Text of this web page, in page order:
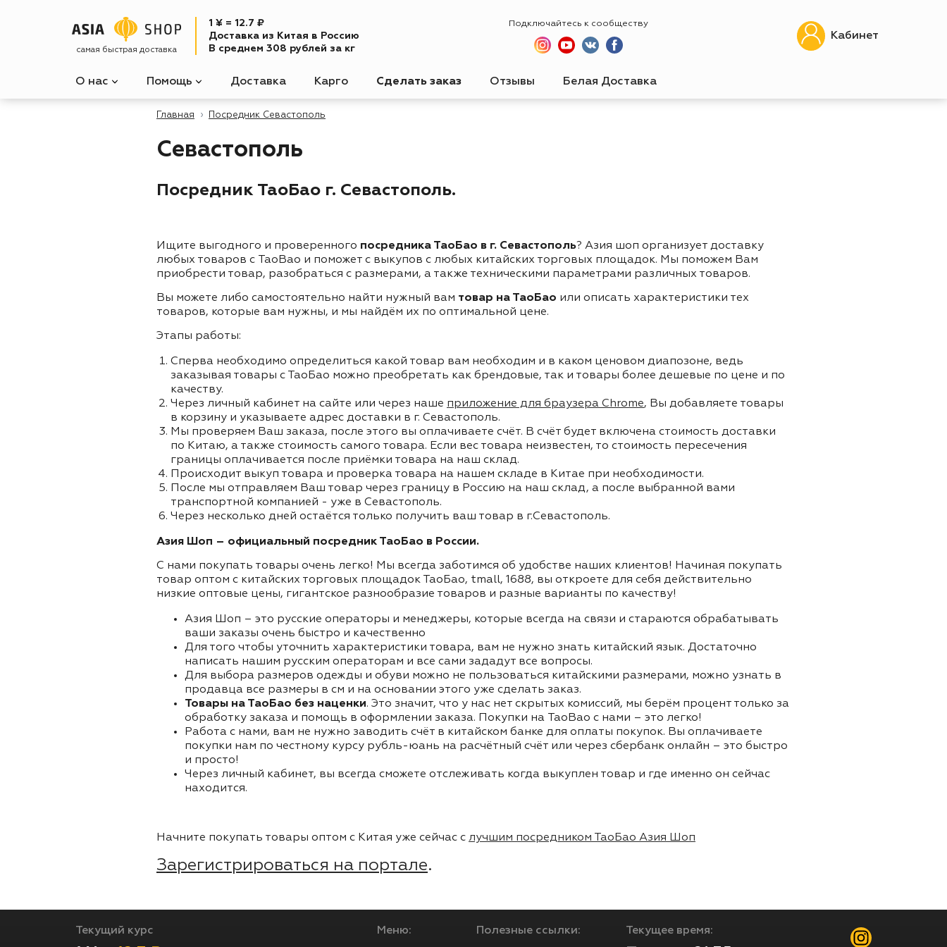
самая быстрая доставка
1 ¥ = 12.7 ₽
Доставка из Китая в Россию
В среднем 308 рублей за кг
Подключайтесь к сообществу
Кабинет
О нас Помощь Доставка Карго Сделать заказ Отзывы Белая Доставка
Главная Посредник Севастополь
Севастополь
Посредник ТаоБао г. Севастополь.
Ищите выгодного и проверенного посредника ТаоБао в г. Севастополь? Азия шоп организует доставку
любых товаров с TaoBao и поможет с выкупов с любых китайских торговых площадок. Мы поможем Вам
приобрести товар, разобраться с размерами, а также техническими параметрами различных товаров.
Вы можете либо самостоятельно найти нужный вам товар на ТаоБао или описать характеристики тех
товаров, которые вам нужны, и мы найдём их по оптимальной цене.
Этапы работы:
Сперва необходимо определиться какой товар вам необходим и в каком ценовом диапозоне, ведь
заказывая товары с ТаоБао можно преобретать как брендовые, так и товары более дешевые по цене и по
качеству.
Через личный кабинет на сайте или через наше приложение для браузера Chrome, Вы добавляете товары
в корзину и указываете адрес доставки в г. Севастополь.
Мы проверяем Ваш заказа, после этого вы оплачиваете счёт. В счёт будет включена стоимость доставки
по Китаю, а также стоимость самого товара. Если вес товара неизвестен, то стоимость пересечения
границы оплачивается после приёмки товара на наш склад.
Происходит выкуп товара и проверка товара на нашем складе в Китае при необходимости.
После мы отправляем Ваш товар через границу в Россию на наш склад, а после выбранной вами
транспортной компанией - уже в Севастополь.
Через несколько дней остаётся только получить ваш товар в г.Севастополь.
Азия Шоп – официальный посредник ТаоБао в России.
С нами покупать товары очень легко! Мы всегда заботимся об удобстве наших клиентов! Начиная покупать
товар оптом с китайских торговых площадок ТаоБао, tmall, 1688, вы откроете для себя действительно
низкие оптовые цены, гигантское разнообразие товаров и разные варианты по качеству!
Азия Шоп – это русские операторы и менеджеры, которые всегда на связи и стараются обрабатывать
ваши заказы очень быстро и качественно
Для того чтобы уточнить характеристики товара, вам не нужно знать китайский язык. Достаточно
написать нашим русским операторам и все сами зададут все вопросы.
Для выбора размеров одежды и обуви можно не пользоваться китайскими размерами, можно узнать в
продавца все размеры в см и на основании этого уже сделать заказ.
Товары на ТаоБао без наценки. Это значит, что у нас нет скрытых комиссий, мы берём процент только за
обработку заказа и помощь в оформлении заказа. Покупки на TaoBao с нами – это легко!
Работа с нами, вам не нужно заводить счёт в китайском банке для оплаты покупок. Вы оплачиваете
покупки нам по честному курсу рубль-юань на расчётный счёт или через сбербанк онлайн – это быстро
и просто!
Через личный кабинет, вы всегда сможете отслеживать когда выкуплен товар и где именно он сейчас
находится.
Начните покупать товары оптом с Китая уже сейчас с лучшим посредником ТаоБао Азия Шоп
Зарегистрироваться на портале.
Текущий курс Меню: Полезные ссылки: Текущее время: